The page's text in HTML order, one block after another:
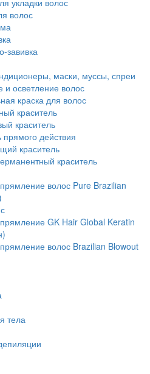
укладки волос
волос
завивка
маски, муссы, спреи
и осветление волос
краска для волос
краситель
краситель
прямого действия
краситель
краситель
волос Pure Brazilian
GK Hair Global Keratin
волос Brazilian Blowout
тела